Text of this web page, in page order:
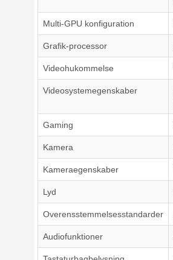
Multi-GPU konfiguration
Grafik-processor
Videohukommelse
Videosystemegenskaber
Gaming
Kamera
Kameraegenskaber
Lyd
Overensstemmelsesstandarder
Audiofunktioner